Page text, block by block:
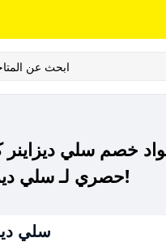
ابحث عن
خصم سلي
حصري لـ سلي ديزاينر الآن!
سلي